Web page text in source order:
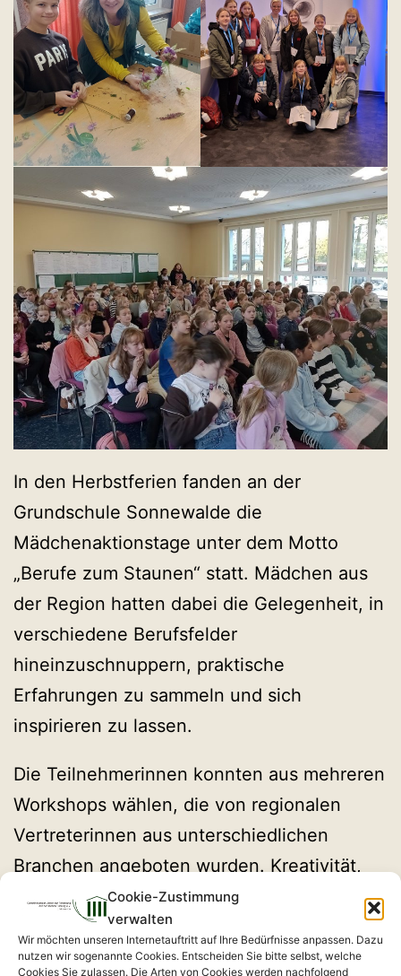
Cookie-Zustimmung
verwalten
Wir möchten unseren Internetauftritt auf Ihre Bedürfnisse anpassen. Dazu
nutzen wir sogenannte Cookies. Entscheiden Sie bitte selbst, welche
Cookies Sie zulassen. Die Arten von Cookies werden nachfolgend
In den Herbstferien fanden an der
Grundschule Sonnewalde die
Mädchenaktionstage unter dem Motto
„Berufe zum Staunen“ statt. Mädchen aus
der Region hatten dabei die Gelegenheit, in
verschiedene Berufsfelder
hineinzuschnuppern, praktische
Erfahrungen zu sammeln und sich
inspirieren zu lassen.
Die Teilnehmerinnen konnten aus mehreren
Workshops wählen, die von regionalen
Vertreterinnen aus unterschiedlichen
Branchen angeboten wurden. Kreativität,
praxisnahes Arbeiten und das
Kennenlernen von Berufsbildern standen
dabei im Vordergrund. Ziel der